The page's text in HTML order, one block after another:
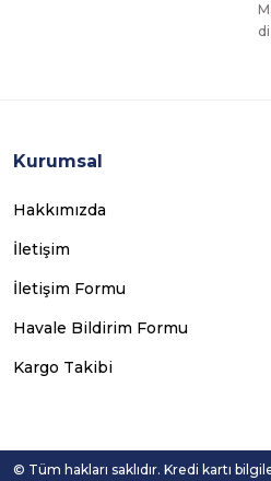
Kurumsal
Hakkımızda
İletişim
İletişim Formu
Havale Bildirim Formu
Kargo Takibi
© Tüm hakları saklıdır. Kredi kartı